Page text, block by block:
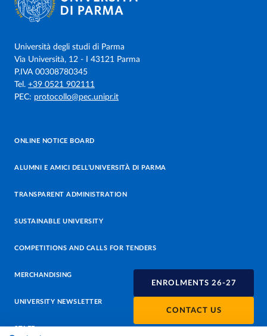
ENROLMENTS 26-27
CONTACT US
Università degli studi di Parma
Via Università, 12 - I 43121 Parma
P.IVA 00308780345
Tel. +39 0521 902111
PEC: protocollo@pec.unipr.it
ONLINE NOTICE BOARD
ALUMNI E AMICI DELL’UNIVERSITÀ DI PARMA
TRANSPARENT ADMINISTRATION
SUSTAINABLE UNIVERSITY
COMPETITIONS AND CALLS FOR TENDERS
MERCHANDISING
UNIVERSITY NEWSLETTER
STAFF